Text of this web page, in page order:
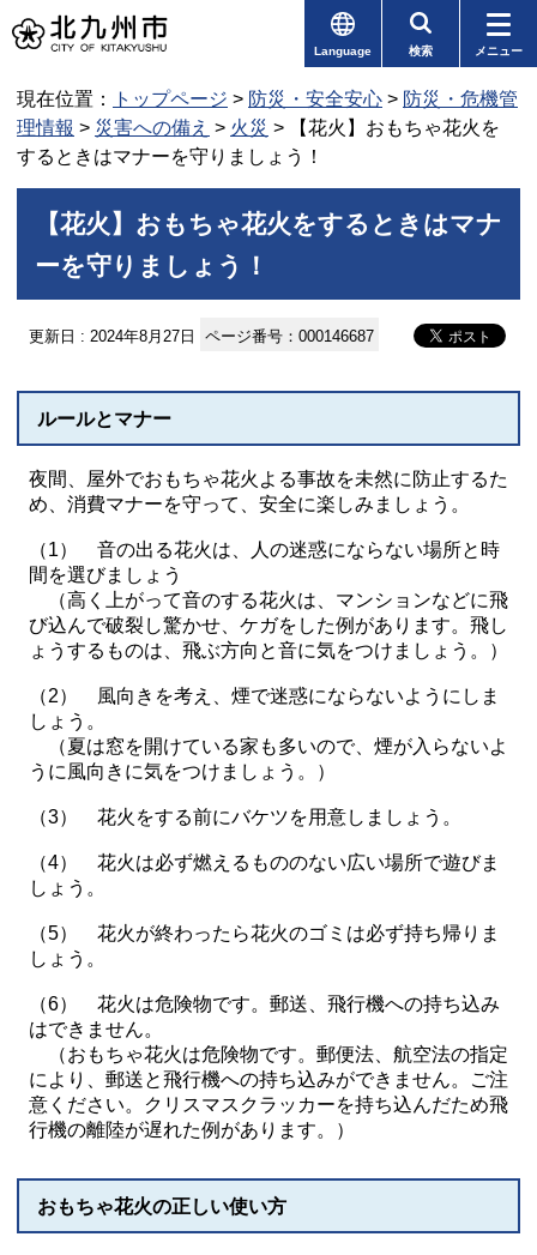
Language 検索 メニュー
現在位置： トップページ > 防災・安全安心 > 防災・危機管
理情報 > 災害への備え > 火災 > 【花火】おもちゃ花火を
するときはマナーを守りましょう！
【花火】おもちゃ花火をするときはマナ
ーを守りましょう！
更新日 : 2024年8月27日 ページ番号：000146687
ルールとマナー
夜間、屋外でおもちゃ花火よる事故を未然に防止するた
め、消費マナーを守って、安全に楽しみましょう。
（1） 音の出る花火は、人の迷惑にならない場所と時
間を選びましょう
（高く上がって音のする花火は、マンションなどに飛
び込んで破裂し驚かせ、ケガをした例があります。飛し
ょうするものは、飛ぶ方向と音に気をつけましょう。）
（2） 風向きを考え、煙で迷惑にならないようにしま
しょう。
（夏は窓を開けている家も多いので、煙が入らないよ
うに風向きに気をつけましょう。）
（3） 花火をする前にバケツを用意しましょう。
（4） 花火は必ず燃えるもののない広い場所で遊びま
しょう。
（5） 花火が終わったら花火のゴミは必ず持ち帰りま
しょう。
（6） 花火は危険物です。郵送、飛行機への持ち込み
はできません。
（おもちゃ花火は危険物です。郵便法、航空法の指定
により、郵送と飛行機への持ち込みができません。ご注
意ください。クリスマスクラッカーを持ち込んだため飛
行機の離陸が遅れた例があります。）
おもちゃ花火の正しい使い方